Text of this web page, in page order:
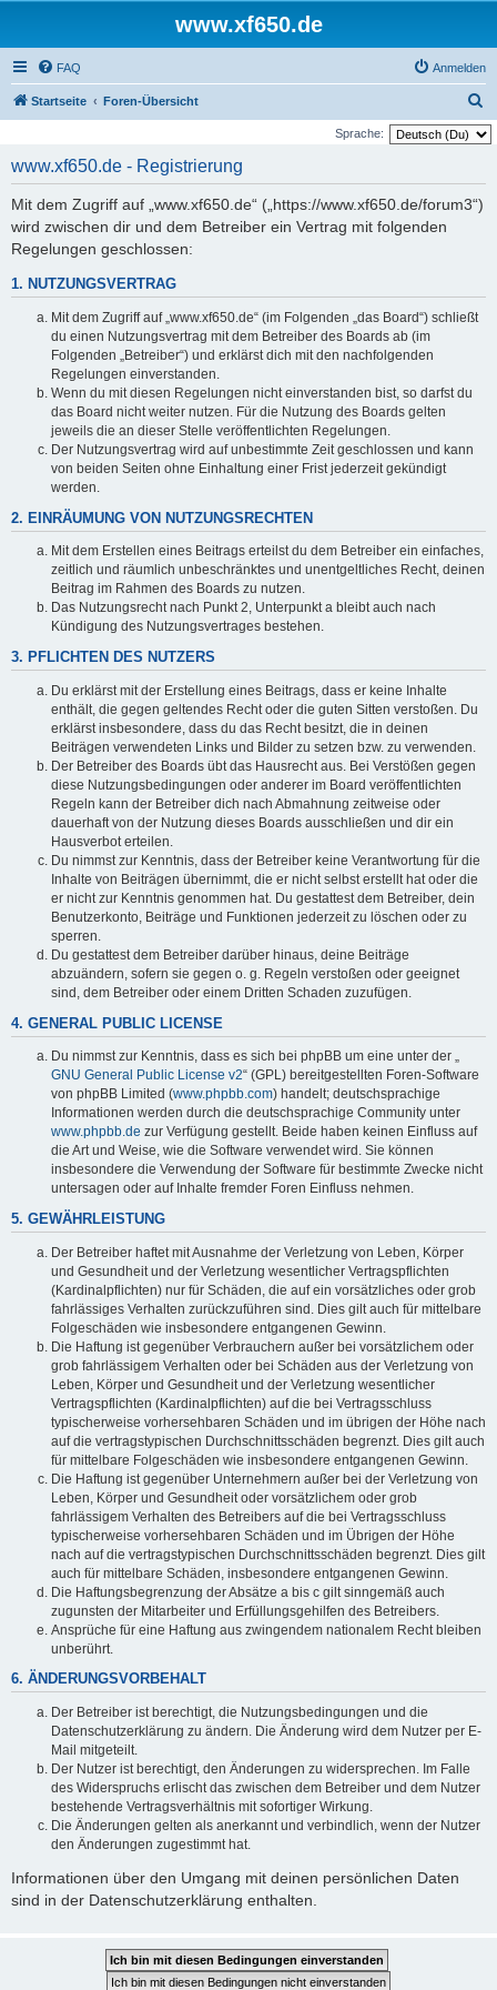
www.xf650.de
FAQ Anmelden
Startseite Foren-Übersicht
u
Sprache:
www.xf650.de - Registrierung
Mit dem Zugriff auf „www.xf650.de“ („https://www.xf650.de/forum3“)
wird zwischen dir und dem Betreiber ein Vertrag mit folgenden
Regelungen geschlossen:
1. NUTZUNGSVERTRAG
Mit dem Zugriff auf „www.xf650.de“ (im Folgenden „das Board“) schließt
du einen Nutzungsvertrag mit dem Betreiber des Boards ab (im
Folgenden „Betreiber“) und erklärst dich mit den nachfolgenden
Regelungen einverstanden.
Wenn du mit diesen Regelungen nicht einverstanden bist, so darfst du
das Board nicht weiter nutzen. Für die Nutzung des Boards gelten
jeweils die an dieser Stelle veröffentlichten Regelungen.
Der Nutzungsvertrag wird auf unbestimmte Zeit geschlossen und kann
von beiden Seiten ohne Einhaltung einer Frist jederzeit gekündigt
werden.
2. EINRÄUMUNG VON NUTZUNGSRECHTEN
Mit dem Erstellen eines Beitrags erteilst du dem Betreiber ein einfaches,
zeitlich und räumlich unbeschränktes und unentgeltliches Recht, deinen
Beitrag im Rahmen des Boards zu nutzen.
Das Nutzungsrecht nach Punkt 2, Unterpunkt a bleibt auch nach
Kündigung des Nutzungsvertrages bestehen.
3. PFLICHTEN DES NUTZERS
Du erklärst mit der Erstellung eines Beitrags, dass er keine Inhalte
enthält, die gegen geltendes Recht oder die guten Sitten verstoßen. Du
erklärst insbesondere, dass du das Recht besitzt, die in deinen
Beiträgen verwendeten Links und Bilder zu setzen bzw. zu verwenden.
Der Betreiber des Boards übt das Hausrecht aus. Bei Verstößen gegen
diese Nutzungsbedingungen oder anderer im Board veröffentlichten
Regeln kann der Betreiber dich nach Abmahnung zeitweise oder
dauerhaft von der Nutzung dieses Boards ausschließen und dir ein
Hausverbot erteilen.
Du nimmst zur Kenntnis, dass der Betreiber keine Verantwortung für die
Inhalte von Beiträgen übernimmt, die er nicht selbst erstellt hat oder die
er nicht zur Kenntnis genommen hat. Du gestattest dem Betreiber, dein
Benutzerkonto, Beiträge und Funktionen jederzeit zu löschen oder zu
sperren.
Du gestattest dem Betreiber darüber hinaus, deine Beiträge
abzuändern, sofern sie gegen o. g. Regeln verstoßen oder geeignet
sind, dem Betreiber oder einem Dritten Schaden zuzufügen.
4. GENERAL PUBLIC LICENSE
Du nimmst zur Kenntnis, dass es sich bei phpBB um eine unter der „
GNU General Public License v2“ (GPL) bereitgestellten Foren-Software
von phpBB Limited (www.phpbb.com) handelt; deutschsprachige
Informationen werden durch die deutschsprachige Community unter
www.phpbb.de zur Verfügung gestellt. Beide haben keinen Einfluss auf
die Art und Weise, wie die Software verwendet wird. Sie können
insbesondere die Verwendung der Software für bestimmte Zwecke nicht
untersagen oder auf Inhalte fremder Foren Einfluss nehmen.
5. GEWÄHRLEISTUNG
Der Betreiber haftet mit Ausnahme der Verletzung von Leben, Körper
und Gesundheit und der Verletzung wesentlicher Vertragspflichten
(Kardinalpflichten) nur für Schäden, die auf ein vorsätzliches oder grob
fahrlässiges Verhalten zurückzuführen sind. Dies gilt auch für mittelbare
Folgeschäden wie insbesondere entgangenen Gewinn.
Die Haftung ist gegenüber Verbrauchern außer bei vorsätzlichem oder
grob fahrlässigem Verhalten oder bei Schäden aus der Verletzung von
Leben, Körper und Gesundheit und der Verletzung wesentlicher
Vertragspflichten (Kardinalpflichten) auf die bei Vertragsschluss
typischerweise vorhersehbaren Schäden und im übrigen der Höhe nach
auf die vertragstypischen Durchschnittsschäden begrenzt. Dies gilt auch
für mittelbare Folgeschäden wie insbesondere entgangenen Gewinn.
Die Haftung ist gegenüber Unternehmern außer bei der Verletzung von
Leben, Körper und Gesundheit oder vorsätzlichem oder grob
fahrlässigem Verhalten des Betreibers auf die bei Vertragsschluss
typischerweise vorhersehbaren Schäden und im Übrigen der Höhe
nach auf die vertragstypischen Durchschnittsschäden begrenzt. Dies gilt
auch für mittelbare Schäden, insbesondere entgangenen Gewinn.
Die Haftungsbegrenzung der Absätze a bis c gilt sinngemäß auch
zugunsten der Mitarbeiter und Erfüllungsgehilfen des Betreibers.
Ansprüche für eine Haftung aus zwingendem nationalem Recht bleiben
unberührt.
6. ÄNDERUNGSVORBEHALT
Der Betreiber ist berechtigt, die Nutzungsbedingungen und die
Datenschutzerklärung zu ändern. Die Änderung wird dem Nutzer per E-
Mail mitgeteilt.
Der Nutzer ist berechtigt, den Änderungen zu widersprechen. Im Falle
des Widerspruchs erlischt das zwischen dem Betreiber und dem Nutzer
bestehende Vertragsverhältnis mit sofortiger Wirkung.
Die Änderungen gelten als anerkannt und verbindlich, wenn der Nutzer
den Änderungen zugestimmt hat.
Informationen über den Umgang mit deinen persönlichen Daten
sind in der Datenschutzerklärung enthalten.